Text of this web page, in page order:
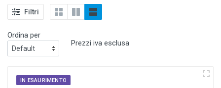
Filtri
Ordina per
Prezzi iva esclusa
IN ESAURIMENTO